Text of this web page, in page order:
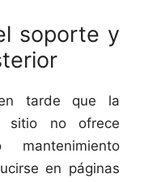
soporte y
tarde que la
sitio no ofrece
en páginas